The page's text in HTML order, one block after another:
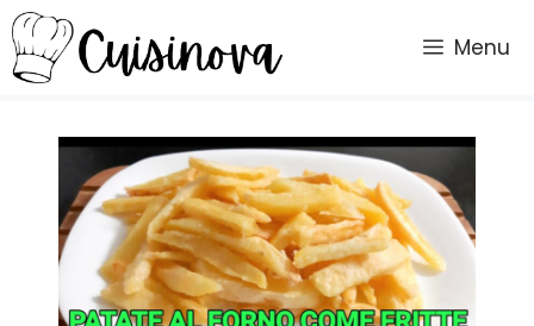
Vai
al
contenuto
Menu